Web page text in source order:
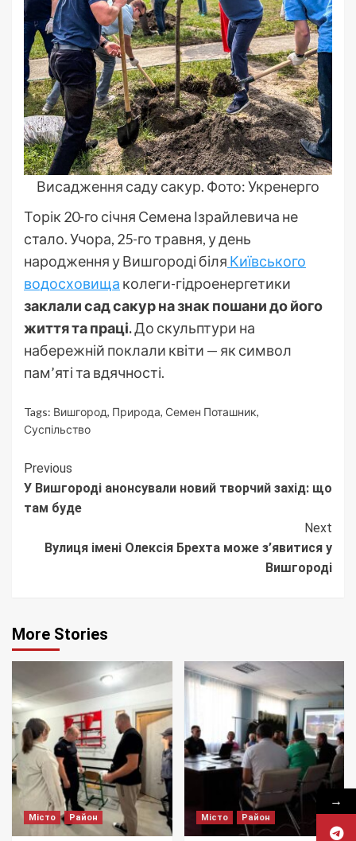
Висадження саду сакур. Фото: Укренерго
Торік 20-го січня Семена Ізрайлевича не
стало. Учора, 25-го травня, у день
народження у Вишгороді біля Київського
водосховища колеги-гідроенергетики
заклали сад сакур на знак пошани до його
життя та праці.До скульптури на
набережній поклали квіти — як символ
пам’яті та вдячності.
Tags: Вишгород, Природа, Семен Поташник,
Суспільство
Continue
Reading
Previous
У Вишгороді анонсували новий творчий захід: що
там буде
Next
Вулиця імені Олексія Брехта може з’явитися у
Вишгороді
More Stories
Місто Район Місто Район
→